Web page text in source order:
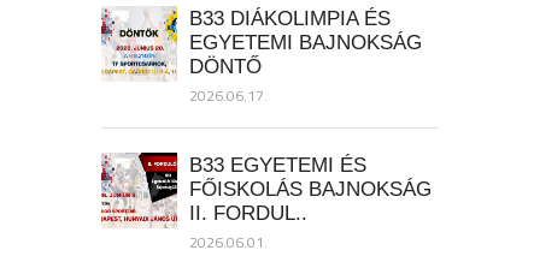
B33 DIÁKOLIMPIA ÉS
EGYETEMI BAJNOKSÁG
DÖNTŐ
2026.06.17.
B33 EGYETEMI ÉS
FŐISKOLÁS BAJNOKSÁG
II. FORDUL..
2026.06.01.